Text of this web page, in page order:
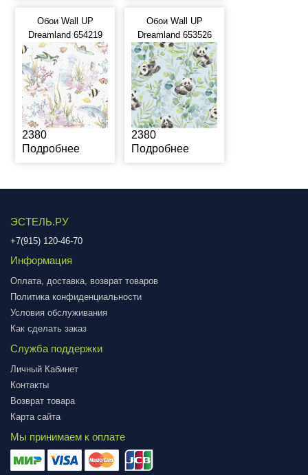
Обои Wall UP
Dreamland 654219
2380
Подробнее
Обои Wall UP
Dreamland 653526
2380
Подробнее
ЭСТЕЛЬ.РУ
+7(915) 120-46-70
Информация
Оплата, доставка, возврат товаров
Политика конфиденциальности
Условия обслуживания
Как сделать заказ
Служба поддержки
Личный Кабинет
Контакты
Возврат товара
Карта сайта
Мы принимаем к оплате